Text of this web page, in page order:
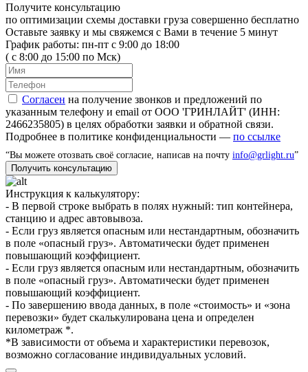
Получите консультацию
по оптимизации схемы доставки груза совершенно бесплатно
Оставьте заявку и мы свяжемся с Вами в течение 5 минут
График работы: пн-пт с 9:00 до 18:00
( с 8:00 до 15:00 по Мск)
Согласен на получение звонков и предложений по
указанным телефону и email от ООО 'ГРИНЛАЙТ' (ИНН:
2466235805) в целях обработки заявки и обратной связи.
Подробнее в политике конфиденциальности — по ссылке
“Вы можете отозвать своё согласие, написав на почту info@grlight.ru”
Инструкция к калькулятору:
- В первой строке выбрать в полях нужный: тип контейнера,
станцию и адрес автовывоза.
- Если груз является опасным или нестандартным, обозначить
в поле «опасный груз». Автоматически будет применен
повышающий коэффициент.
- Если груз является опасным или нестандартным, обозначить
в поле «опасный груз». Автоматически будет применен
повышающий коэффициент.
- По завершению ввода данных, в поле «стоимость» и «зона
перевозки» будет скалькулирована цена и определен
километраж *.
*В зависимости от объема и характеристики перевозок,
возможно согласование индивидуальных условий.